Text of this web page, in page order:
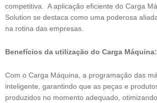
competitiva. A aplicação eficiente do Carga
Solution se destaca como uma poderosa
na rotina das empresas.
Benefícios da utilização do Carga Máquina:
Com o Carga Máquina, a programação das
inteligente, garantindo que as peças e
produzidos no momento adequado,